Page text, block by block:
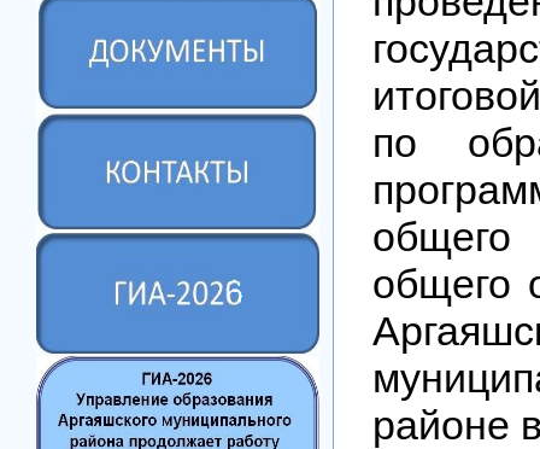
по
общего
районе